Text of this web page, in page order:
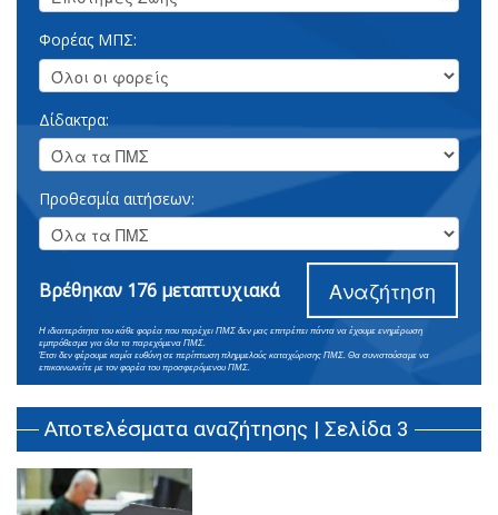
Φορέας ΜΠΣ:
Δίδακτρα:
Προθεσμία αιτήσεων:
Βρέθηκαν 176 μεταπτυχιακά Αναζήτηση
Η ιδιαιτερότητα του κάθε φορέα που παρέχει ΠΜΣ δεν μας επιτρέπει πάντα να έχουμε ενημέρωση
εμπρόθεσμα για όλα τα παρεχόμενα ΠΜΣ.
Έτσι δεν φέρουμε καμία ευθύνη σε περίπτωση πλημμελούς καταχώρισης ΠΜΣ. Θα συνιστούσαμε να
επικοινωνείτε με τον φορέα του προσφερόμενου ΠΜΣ.
Αποτελέσματα αναζήτησης | Σελίδα 3